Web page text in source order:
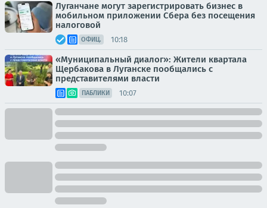
Луганчане могут зарегистрировать бизнес в
мобильном приложении Сбера без посещения
налоговой
ОФИЦ. 10:18
«Муниципальный диалог»: Жители квартала
Щербакова в Луганске пообщались с
представителями власти
ПАБЛИКИ 10:07